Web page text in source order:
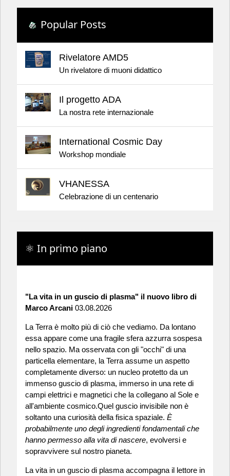
Popular Posts
Rivelatore AMD5
Un rivelatore di muoni didattico
Il progetto ADA
La nostra rete internazionale
International Cosmic Day
Workshop mondiale
VHANESSA
Celebrazione di un centenario
⚛ In primo piano
"La vita in un guscio di plasma" il nuovo libro di
Marco Arcani 03.08.2026
La Terra è molto più di ciò che vediamo. Da lontano
essa appare come una fragile sfera azzurra sospesa
nello spazio. Ma osservata con gli "occhi" di una
particella elementare, la Terra assume un aspetto
completamente diverso: un nucleo protetto da un
immenso guscio di plasma, immerso in una rete di
campi elettrici e magnetici che la collegano al Sole e
all'ambiente cosmico.Quel guscio invisibile non è
soltanto una curiosità della fisica spaziale. È
probabilmente uno degli ingredienti fondamentali che
hanno permesso alla vita di nascere, evolversi e
sopravvivere sul nostro pianeta.
La vita in un guscio di plasma accompagna il lettore in